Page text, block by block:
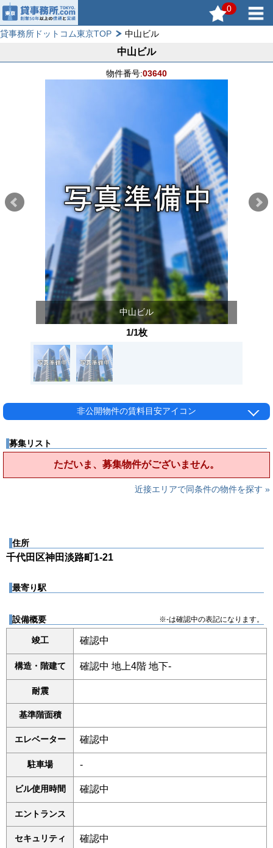
0
貸事務所ドットコム東京TOP 中山ビル
中山ビル
物件番号:03640
中山ビル
1/1枚
非公開物件の賃料目安アイコン
募集リスト
ただいま、募集物件がございません。
近接エリアで同条件の物件を探す »
住所
千代田区神田淡路町1-21
最寄り駅
設備概要 ※-は確認中の表記になります。
竣工 確認中
構造・階建て 確認中 地上4階 地下-
耐震
基準階面積
エレベーター 確認中
駐車場 -
ビル使用時間 確認中
エントランス
セキュリティ 確認中